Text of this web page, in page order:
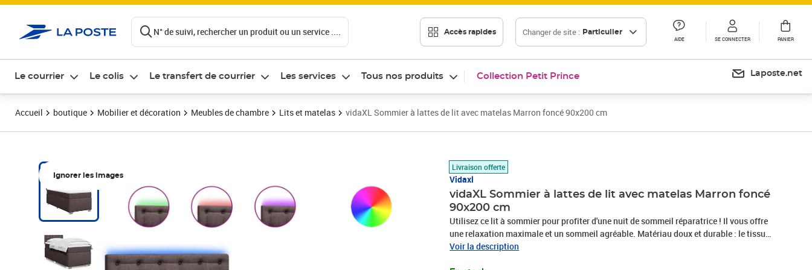
N° de suivi, rechercher un produit ou un service .... Accès rapides Changer de site : Particulier
AIDE SE CONNECTER PANIER
Le courrier Le colis Le transfert de courrier Les services Tous nos produits Collection Petit Prince Laposte.net
Accueil boutique Mobilier et décoration Meubles de chambre Lits et matelas vidaXL Sommier à lattes de lit avec matelas Marron foncé 90x200 cm
Ignorer les images
Livraison offerte
Vidaxl
vidaXL Sommier à lattes de lit avec matelas Marron foncé
90x200 cm
Utilisez ce lit à sommier pour profiter d'une nuit de sommeil réparatrice ! Il vous offre
une relaxation maximale et un sommeil agréable. Matériau doux et durable : le tissu
en polyester allie douceur, respirabilité et durabilité, vous garantissant un confort et
Voir la description
Prix 450,89€